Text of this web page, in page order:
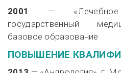
2001
— «Лечебное
государственный
базовое образование
ПОВЫШЕНИЕ